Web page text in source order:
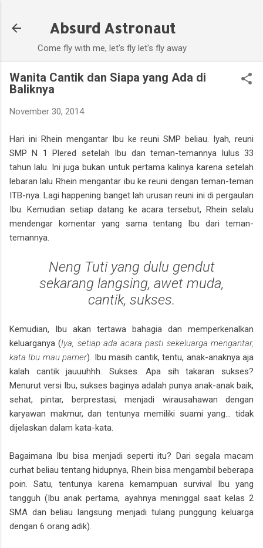
Absurd Astronaut
Come fly with me, let's fly let's fly away
Wanita Cantik dan Siapa yang Ada di
Baliknya
November 30, 2014
Hari ini Rhein mengantar Ibu ke reuni SMP beliau. Iyah, reuni
SMP N 1 Plered setelah Ibu dan teman-temannya lulus 33
tahun lalu. Ini juga bukan untuk pertama kalinya karena setelah
lebaran lalu Rhein mengantar ibu ke reuni dengan teman-teman
ITB-nya. Lagi happening banget lah urusan reuni ini di pergaulan
Ibu. Kemudian setiap datang ke acara tersebut, Rhein selalu
mendengar komentar yang sama tentang Ibu dari teman-
temannya.
Neng Tuti yang dulu gendut
sekarang langsing, awet muda,
cantik, sukses.
Kemudian, Ibu akan tertawa bahagia dan memperkenalkan
keluarganya (Iya, setiap ada acara pasti sekeluarga mengantar,
kata Ibu mau pamer). Ibu masih cantik, tentu, anak-anaknya aja
kalah cantik jauuuhhh. Sukses. Apa sih takaran sukses?
Menurut versi Ibu, sukses baginya adalah punya anak-anak baik,
sehat, pintar, berprestasi, menjadi wirausahawan dengan
karyawan makmur, dan tentunya memiliki suami yang... tidak
dijelaskan dalam kata-kata.
Bagaimana Ibu bisa menjadi seperti itu? Dari segala macam
curhat beliau tentang hidupnya, Rhein bisa mengambil beberapa
poin. Satu, tentunya karena kemampuan survival Ibu yang
tangguh (Ibu anak pertama, ayahnya meninggal saat kelas 2
SMA dan beliau langsung menjadi tulang punggung keluarga
dengan 6 orang adik).